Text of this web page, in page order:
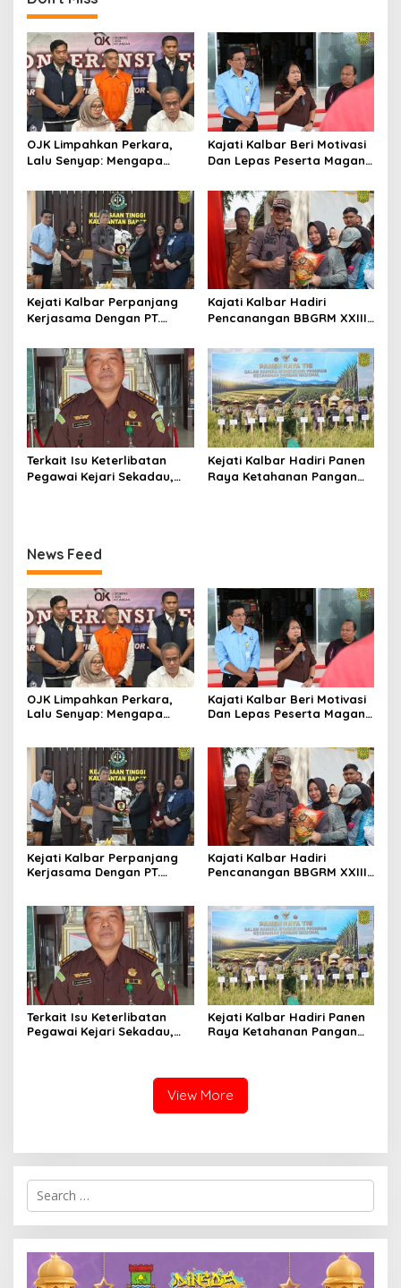
OJK Limpahkan Perkara,
Lalu Senyap: Mengapa
Investree Nyaris Hilang
dari Pemberitaan?
Kajati Kalbar Beri Motivasi
Dan Lepas Peserta Magang
Kejati Kalbar Perpanjang
Kerjasama Dengan PT.
Kajati Kalbar Hadiri
Pencanangan BBGRM XXIII,
Ke – 33 Tingkat Provinsi
Kalimantan Barat Tahun
2026
Terkait Isu Keterlibatan
Pegawai Kejari Sekadau,
Kejati Kalbar Hadiri Panen
Raya Ketahanan Pangan
News Feed
OJK Limpahkan Perkara,
Lalu Senyap: Mengapa
dari Pemberitaan?
Kajati Kalbar Beri Motivasi
Dan Lepas Peserta Magang
Kejati Kalbar Perpanjang
Kerjasama Dengan PT.
Kajati Kalbar Hadiri
Pencanangan BBGRM XXIII,
Kalimantan Barat Tahun
2026
Terkait Isu Keterlibatan
Pegawai Kejari Sekadau,
Kejati Kalbar Hadiri Panen
Raya Ketahanan Pangan
View More
Search
for: